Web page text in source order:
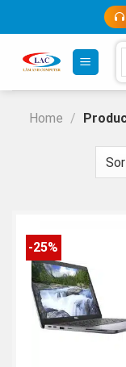
content
Home /
-25%